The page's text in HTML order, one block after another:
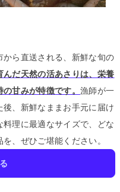
ら直送される、新鮮な旬の
だ天然の活あさりは、栄養
の甘みが特徴です。漁師が一
、新鮮なままお手元に届け
理に最適なサイズで、どな
、ぜひご堪能ください。